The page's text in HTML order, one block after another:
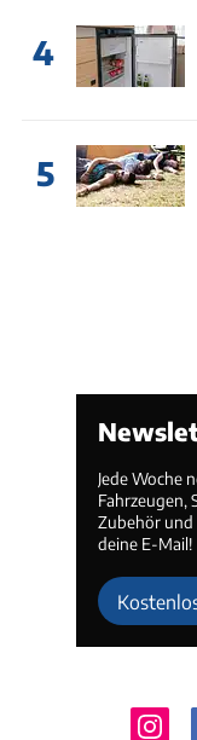
4
5
Jede Woche
Fahrzeugen,
Zubehör und
deine E-Mail!